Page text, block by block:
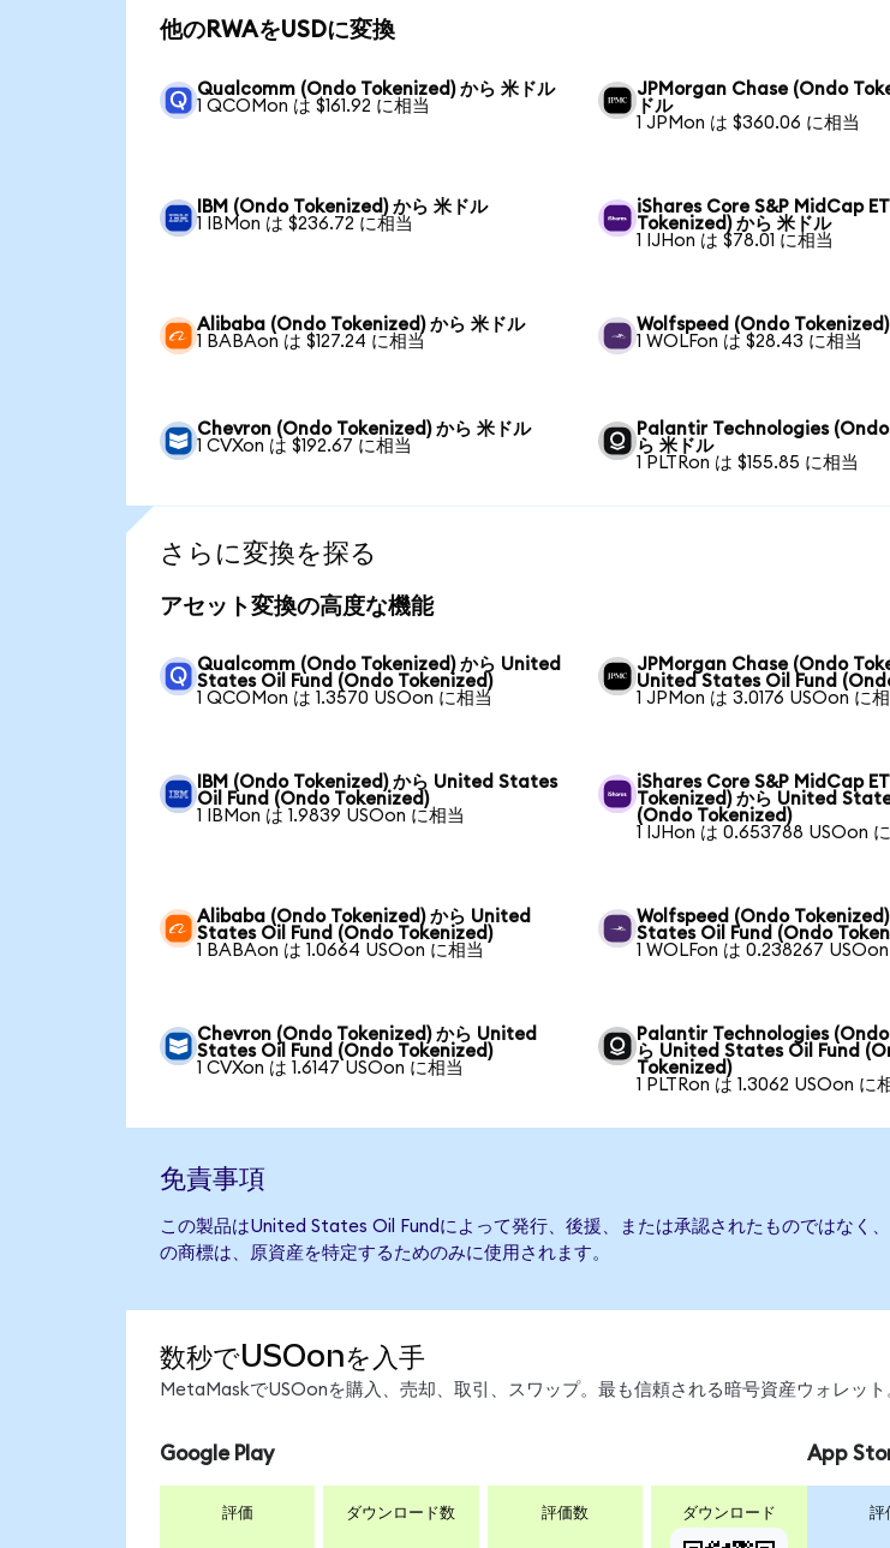
他のRWAをUSDに変換
Qualcomm (Ondo Tokenized) から 米ドル
1 QCOMon は $161.92 に相当
JPMorgan Chase (Ondo
ドル
1 JPMon は $360.06 に相当
IBM (Ondo Tokenized) から 米ドル
1 IBMon は $236.72 に相当
iShares Core S&P MidCap
Tokenized) から 米ドル
1 IJHon は $78.01 に相当
Alibaba (Ondo Tokenized) から 米ドル
1 BABAon は $127.24 に相当
Wolfspeed (Ondo Tokenized)
1 WOLFon は $28.43 に相当
Chevron (Ondo Tokenized) から 米ドル
1 CVXon は $192.67 に相当
Palantir Technologies
ら 米ドル
1 PLTRon は $155.85 に相当
さらに変換を探る
アセット変換の高度な機能
Qualcomm (Ondo Tokenized) から United
States Oil Fund (Ondo Tokenized)
1 QCOMon は 1.3570 USOon に相当
JPMorgan Chase (Ondo
United States Oil Fund
1 JPMon は 3.0176 USOon に
IBM (Ondo Tokenized) から United States
Oil Fund (Ondo Tokenized)
1 IBMon は 1.9839 USOon に相当
iShares Core S&P MidCap
Tokenized) から United
(Ondo Tokenized)
1 IJHon は 0.653788 USOon
Alibaba (Ondo Tokenized) から United
States Oil Fund (Ondo Tokenized)
1 BABAon は 1.0664 USOon に相当
Wolfspeed (Ondo
States Oil Fund (Ondo
1 WOLFon は 0.238267
Chevron (Ondo Tokenized) から United
States Oil Fund (Ondo Tokenized)
1 CVXon は 1.6147 USOon に相当
Palantir Technologies
ら United States Oil Fund
Tokenized)
1 PLTRon は 1.3062 USOon に
免責事項
この製品はUnited States Oil Fundによって発行、後援、または承認されたものではな
の商標は、原資産を特定するためのみに使用されます。
数秒でUSOonを入手
MetaMaskでUSOonを購入、売却、取引、スワップ。最も信頼される暗号資産ウォレット
Google Play
評価 ダウンロード数 評価数 ダウンロード
App
評